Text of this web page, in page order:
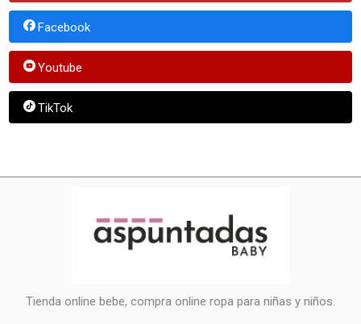
Facebook
Youtube
TikTok
Tienda online bebe, compra online ropa para niñas y niños.